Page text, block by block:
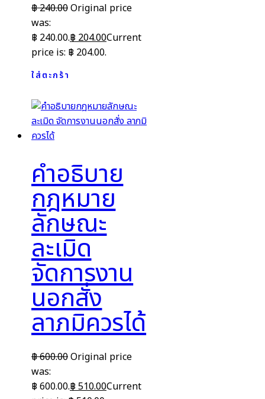
฿240.00Original price
was:
฿ 240.00.฿ 204.00Current
price is: ฿ 204.00.
ใส่ตะกร้า
คำอธิบาย
กฎหมาย
ลักษณะ
ละเมิด
จัดการงาน
นอกสั่ง
ลาภมิควรได้
฿600.00Original price
was:
฿ 600.00.฿510.00Current